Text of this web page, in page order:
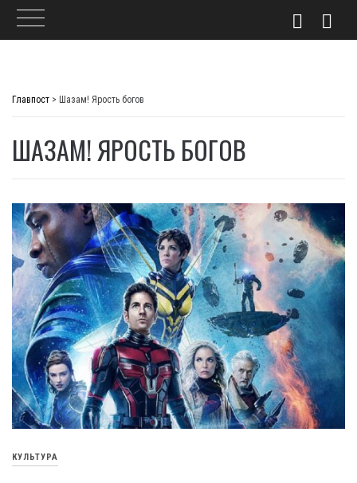
Главпост > Шазам! Ярость богов
ШАЗАМ! ЯРОСТЬ БОГОВ
КУЛЬТУРА